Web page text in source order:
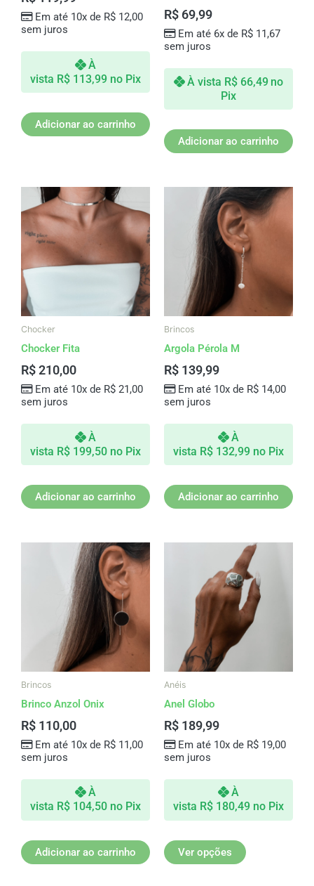
Em até 10x de R$12,00
sem juros
À
vista R$ 113,99 no Pix
Adicionar ao carrinho
R$ 69,99
Em até 6x de R$11,67
sem juros
À vista R$66,49 no
Pix
Adicionar ao carrinho
Chocker
Chocker Fita
R$210,00
Em até 10x de R$21,00
sem juros
À
vista R$ 199,50 no Pix
Adicionar ao carrinho
Brincos
Argola Pérola M
R$ 139,99
Em até 10x de R$14,00
sem juros
À
vista R$ 132,99 no Pix
Adicionar ao carrinho
Brincos
Brinco Anzol Onix
R$ 110,00
Em até 10x de R$11,00
sem juros
À
vista R$ 104,50 no Pix
Adicionar ao carrinho
Anéis
Anel Globo
R$ 189,99
Em até 10x de R$19,00
sem juros
À
vista R$ 180,49 no Pix
Ver opções
Este
produto
tem
várias
variantes.
As
do